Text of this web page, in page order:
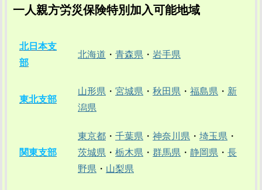
一人親方労災保険特別加入可能地域
北日本支
部
北海道 ・ 青森県 ・ 岩手県
東北支部
山形県 ・ 宮城県 ・ 秋田県 ・ 福島県 ・ 新
潟県
関東支部
東京都 ・ 千葉県 ・ 神奈川県 ・ 埼玉県 ・
茨城県 ・ 栃木県 ・ 群馬県 ・ 静岡県 ・ 長
野県 ・ 山梨県